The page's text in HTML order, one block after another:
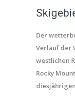
Der
Verlauf der
westlichen
Rocky